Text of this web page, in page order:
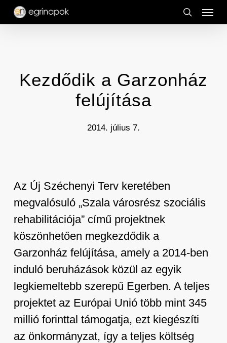
Skip
search
Menu
Kezdődik a Garzonház
felújítása
2014. július 7.
Az Új Széchenyi Terv keretében
megvalósuló „Szala városrész szociális
rehabilitációja” című projektnek
köszönhetően megkezdődik a
Garzonház felújítása, amely a 2014-ben
induló beruházások közül az egyik
legkiemeltebb szerepű Egerben. A teljes
projektet az Európai Unió több mint 345
millió forinttal támogatja, ezt kiegészíti
az önkormányzat, így a teljes költség